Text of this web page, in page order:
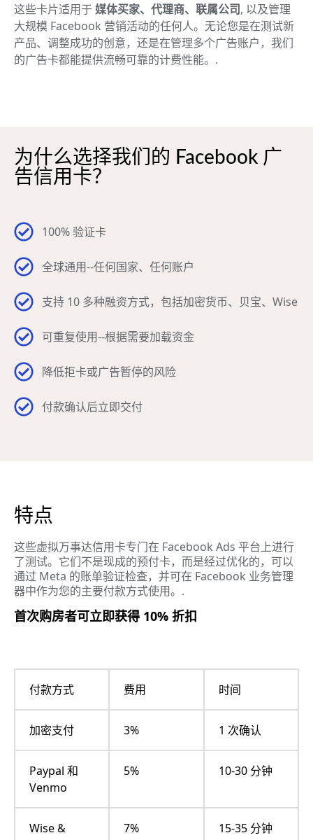
这些卡片适用于 媒体买家、代理商、联属公司, 以及管理
大规模 Facebook 营销活动的任何人。无论您是在测试新
产品、调整成功的创意，还是在管理多个广告账户，我们
的广告卡都能提供流畅可靠的计费性能。.
为什么选择我们的 Facebook 广
告信用卡？
100% 验证卡
全球通用--任何国家、任何账户
支持 10 多种融资方式，包括加密货币、贝宝、Wise
可重复使用--根据需要加载资金
降低拒卡或广告暂停的风险
付款确认后立即交付
特点
这些虚拟万事达信用卡专门在 Facebook Ads 平台上进行
了测试。它们不是现成的预付卡，而是经过优化的，可以
通过 Meta 的账单验证检查，并可在 Facebook 业务管理
器中作为您的主要付款方式使用。.
首次购房者可立即获得 10% 折扣
付款方式 费用 时间
加密支付 3% 1 次确认
Paypal 和
Venmo
5% 10-30 分钟
Wise &
7% 15-35 分钟